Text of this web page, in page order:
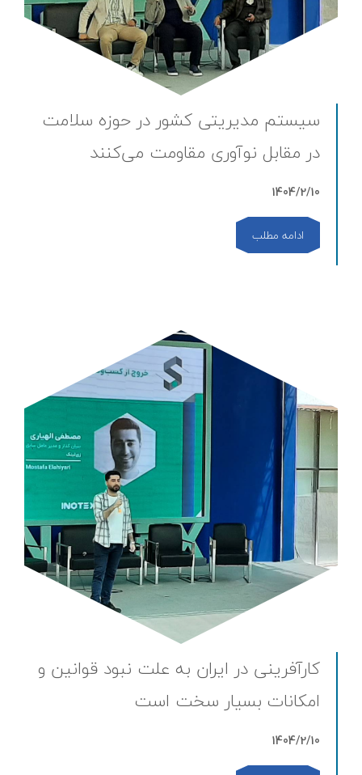
سیستم مدیریتی کشور در حوزه سلامت
در مقابل نوآوری مقاومت می‌کنند
1404/2/10
ادامه مطلب
کارآفرینی در ایران به علت نبود قوانین و
امکانات بسیار سخت است
1404/2/10